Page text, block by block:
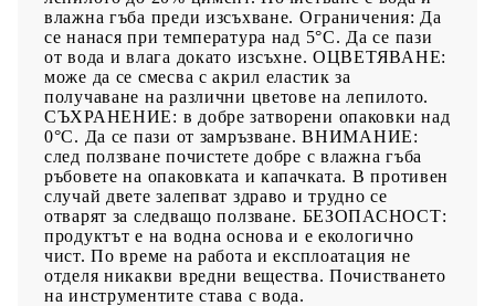
влажна гъба преди изсъхване. Ограничения: Да
се нанася при температура над 5°С. Да се пази
от вода и влага докато изсъхне. ОЦВЕТЯВАНЕ:
може да се смесва с акрил еластик за
получаване на различни цветове на лепилото.
СЪХРАНЕНИЕ: в добре затворени опаковки над
0°С. Да се пази от замръзване. ВНИМАНИЕ:
след ползване почистете добре с влажна гъба
ръбовете на опаковката и капачката. В противен
случай двете залепват здраво и трудно се
отварят за следващо ползване. БЕЗОПАСНОСТ:
продуктът е на водна основа и е екологично
чист. По време на работа и експлоатация не
отделя никакви вредни вещества. Почистването
на инструментите става с вода.